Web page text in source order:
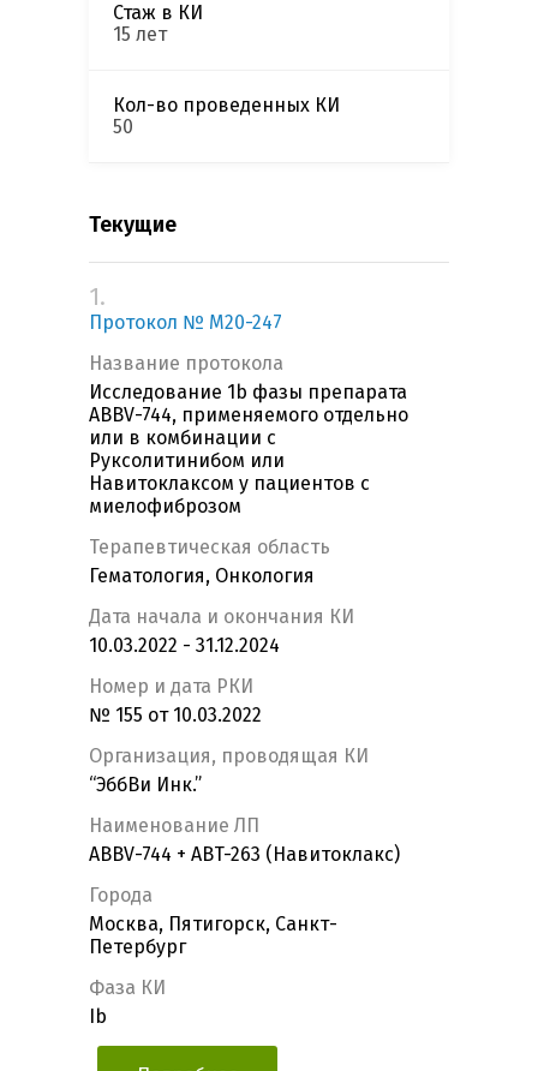
Стаж в КИ
15 лет
Кол-во проведенных КИ
50
Текущие
1.
Протокол № M20-247
Название протокола
Исследование 1b фазы препарата
ABBV-744, применяемого отдельно
или в комбинации с
Руксолитинибом или
Навитоклаксом у пациентов с
миелофиброзом
Терапевтическая область
Гематология, Онкология
Дата начала и окончания КИ
10.03.2022 - 31.12.2024
Номер и дата РКИ
№ 155 от 10.03.2022
Организация, проводящая КИ
“ЭббВи Инк.”
Наименование ЛП
ABBV-744 + ABT-263 (Навитоклакс)
Города
Москва, Пятигорск, Санкт-
Петербург
Фаза КИ
Ib